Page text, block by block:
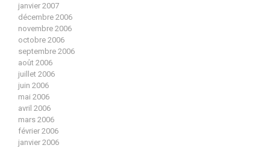
janvier 2007
décembre 2006
novembre 2006
octobre 2006
septembre 2006
août 2006
juillet 2006
juin 2006
mai 2006
avril 2006
mars 2006
février 2006
janvier 2006